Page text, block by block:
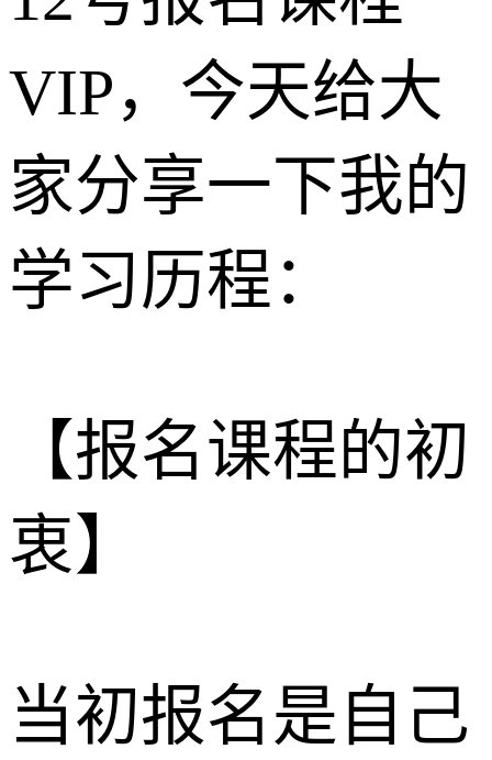
VIP，今天给大
家分享一下我的
学习历程：
【报名课程的初
衷】
当初报名是自己